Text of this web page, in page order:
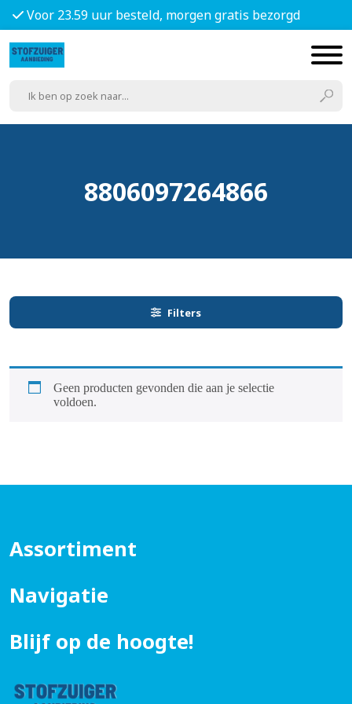
Voor 23.59 uur besteld, morgen gratis bezorgd
8806097264866
Filters
Geen producten gevonden die aan je selectie
voldoen.
Assortiment
Navigatie
Blijf op de hoogte!